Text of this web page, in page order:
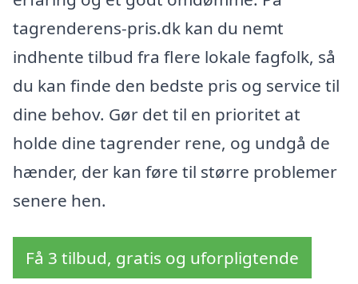
tagrenderens-pris.dk kan du nemt
indhente tilbud fra flere lokale fagfolk, så
du kan finde den bedste pris og service til
dine behov. Gør det til en prioritet at
holde dine tagrender rene, og undgå de
hænder, der kan føre til større problemer
senere hen.
Få 3 tilbud, gratis og uforpligtende